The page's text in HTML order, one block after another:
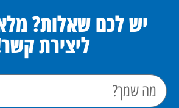
יש לכם שאלות?
ליצירת